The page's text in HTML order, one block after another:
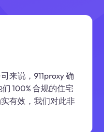
来说，911proxy 确
100% 合规的住宅
有效，我们对此非